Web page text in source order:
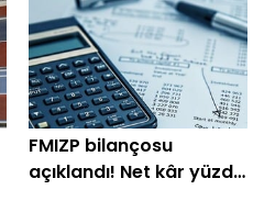
FMIZP bilançosu
açıklandı! Net kâr yüzde